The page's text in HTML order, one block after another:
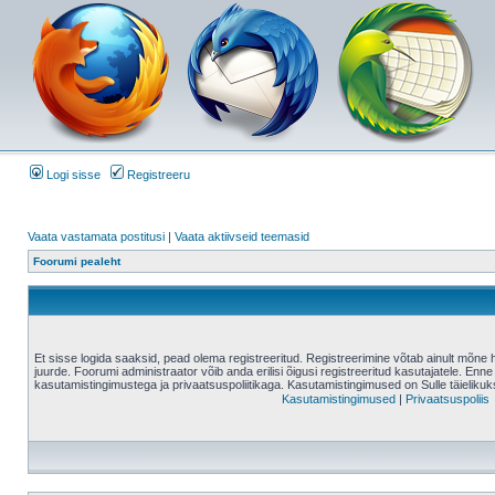
Logi sisse Registreeru
Vaata vastamata postitusi | Vaata aktiivseid teemasid
Foorumi pealeht
Et sisse logida saaksid, pead olema registreeritud. Registreerimine võtab ainult mõne
juurde. Foorumi administraator võib anda erilisi õigusi registreeritud kasutajatele.
kasutamistingimustega ja privaatsuspoliitikaga. Kasutamistingimused on Sulle
Kasutamistingimused| Privaatsuspoliis